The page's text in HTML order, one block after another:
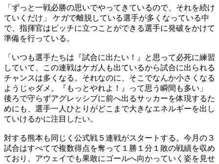
「ずっと一戦必勝の思いでやってきているので、それを続け
ていくだけ」 ケガで離脱している選手が多くなっている中
で、指揮官はピッチに立つことができる選手に発破をかけて
準備を行っている。
「いつも選手たちは『試合に出たい！』と思って必死に練習
していて、この連戦はケガ人も出ているから試合に出られる
チャンスは多くなる。それなのに、そこでなんか小さくなる
ようじゃダメ。『もっとやれよ！』って思う瞬間も多い」
後ろで守らずアグレッシブに前へ出るサッカーを体現するた
めにも、選手一人ひとりがどこまで大きなエネルギーを出し
ていけるかに注目したい。
対する熊本も同じく公式戦５連戦がスタートする。今月の３
試合はすべてで複数得点を奪って１勝１分１敗の戦績を収め
ており、アウェイでも果敢にゴールへ向かっていく姿を見せ